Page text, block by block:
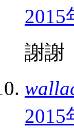
2015
謝謝
2015